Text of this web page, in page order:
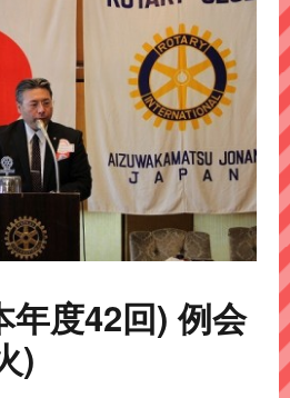
年度42回) 例会
)